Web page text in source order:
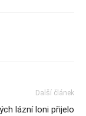
Další článek
lázní loni přijelo